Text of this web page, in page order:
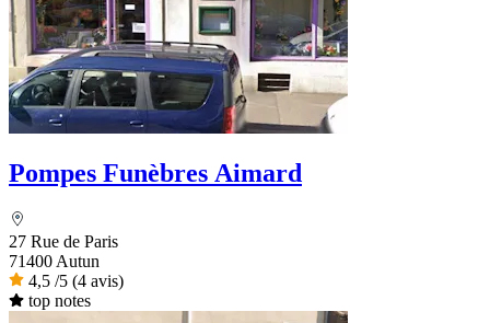
Pompes Funèbres Aimard
27 Rue de Paris
71400 Autun
4,5 /5 (4 avis)
top notes